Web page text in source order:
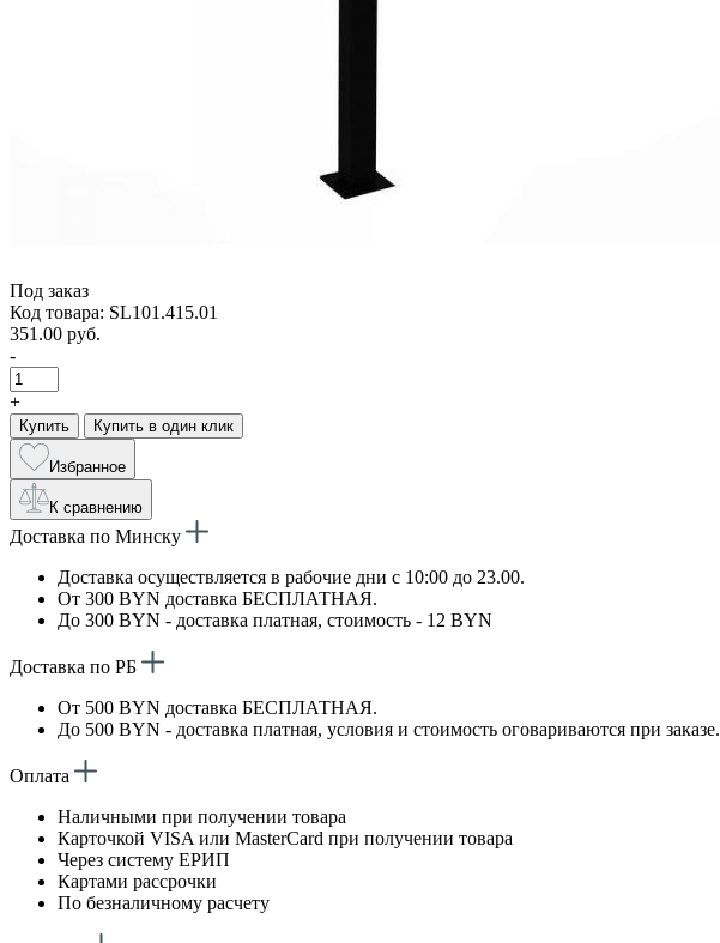
Под заказ
Код товара: SL101.415.01
351.00 руб.
-
+
Купить Купить в один клик
Избранное
К сравнению
Доставка по Минску
Доставка осуществляется в рабочие дни с 10:00 до 23.00.
От 300 BYN доставка БЕСПЛАТНАЯ.
До 300 BYN - доставка платная, стоимость - 12 BYN
Доставка по РБ
От 500 BYN доставка БЕСПЛАТНАЯ.
До 500 BYN - доставка платная, условия и стоимость оговариваются при заказе.
Оплата
Наличными при получении товара
Карточкой VISA или MasterCard при получении товара
Через систему ЕРИП
Картами рассрочки
По безналичному расчету